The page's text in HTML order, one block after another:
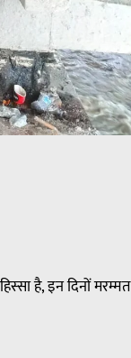
है, इन दिनों मरम्मत